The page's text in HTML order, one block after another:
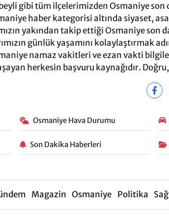
gibi tüm ilçelerimizden Osmaniye
haber kategorisi altında siyaset,
yakından takip ettiği Osmaniye son
günlük yaşamını kolaylaştırmak
namaz vakitleri ve ezan vakti
herkesin başvuru kaynağıdır.
Osmaniye Hava Durumu
Son Dakika Haberleri
Magazin Osmaniye Politika